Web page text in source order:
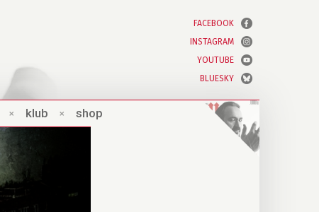
FACEBOOK
INSTAGRAM
YOUTUBE
BLUESKY
× klub × shop